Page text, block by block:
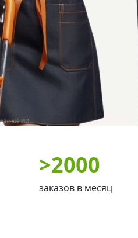
>2000
заказов в месяц